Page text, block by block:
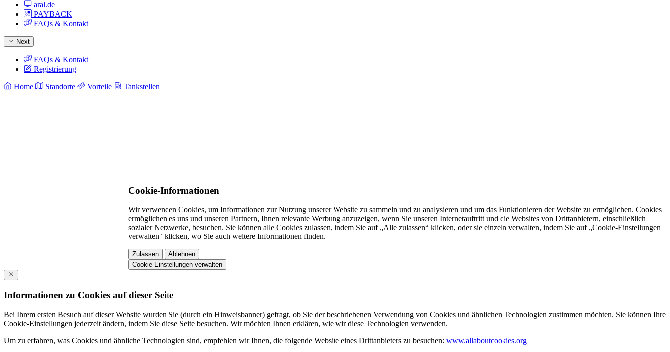
aral.de
PAYBACK
FAQs & Kontakt
Next
FAQs & Kontakt
Registrierung
Home Standorte Vorteile Tankstellen
Cookie-Informationen
Wir verwenden Cookies, um Informationen zur Nutzung unserer Website zu sammeln und zu analysieren und um das Funktionieren der Website zu ermöglichen. Cookies
ermöglichen es uns und unseren Partnern, Ihnen relevante Werbung anzuzeigen, wenn Sie unseren Internetauftritt und die Websites von Drittanbietern, einschließlich
sozialer Netzwerke, besuchen. Sie können alle Cookies zulassen, indem Sie auf „Alle zulassen“ klicken, oder sie einzeln verwalten, indem Sie auf „Cookie-Einstellungen
verwalten“ klicken, wo Sie auch weitere Informationen finden.
Zulassen
Ablehnen
Cookie-Einstellungen verwalten
Informationen zu Cookies auf dieser Seite
Bei Ihrem ersten Besuch auf dieser Website wurden Sie (durch ein Hinweisbanner) gefragt, ob Sie der beschriebenen Verwendung von Cookies und ähnlichen Technologien zustimmen möchten. Sie können Ihre
Cookie-Einstellungen jederzeit ändern, indem Sie diese Seite besuchen. Wir möchten Ihnen erklären, wie wir diese Technologien verwenden.
Um zu erfahren, was Cookies und ähnliche Technologien sind, empfehlen wir Ihnen, die folgende Website eines Drittanbieters zu besuchen: www.allaboutcookies.org